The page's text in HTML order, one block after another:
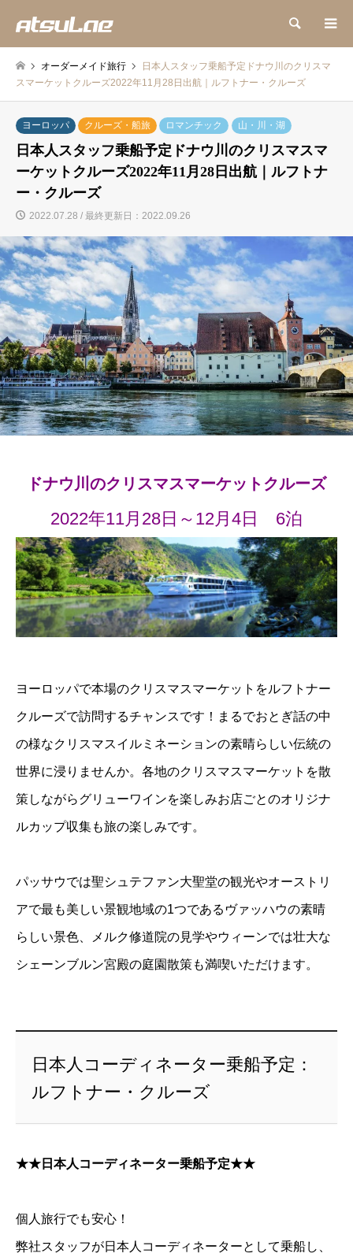
検索
オーダーメイド旅行
日本人スタッフ乗船予定ドナウ川のクリスマ
スマーケットクルーズ2022年11月28日出航｜ルフトナー・クルーズ
ヨーロッパ クルーズ・船旅 ロマンチック 山・川・湖
日本人スタッフ乗船予定ドナウ川のクリスマスマ
ーケットクルーズ2022年11月28日出航｜ルフトナ
ー・クルーズ
2022.07.28 / 最終更新日：2022.09.26
ドナウ川のクリスマスマーケットクルーズ
2022年11月28日～12月4日 6泊
ヨーロッパで本場のクリスマスマーケットをルフトナー
クルーズで訪問するチャンスです！まるでおとぎ話の中
の様なクリスマスイルミネーションの素晴らしい伝統の
世界に浸りませんか。各地のクリスマスマーケットを散
策しながらグリューワインを楽しみお店ごとのオリジナ
ルカップ収集も旅の楽しみです。
パッサウでは聖シュテファン大聖堂の観光やオーストリ
アで最も美しい景観地域の1つであるヴァッハウの素晴
らしい景色、メルク修道院の見学やウィーンでは壮大な
シェーンブルン宮殿の庭園散策も満喫いただけます。
日本人コーディネーター乗船予定：
ルフトナー・クルーズ
★★日本人コーディネーター乗船予定★★
個人旅行でも安心！
弊社スタッフが日本人コーディネーターとして乗船し、